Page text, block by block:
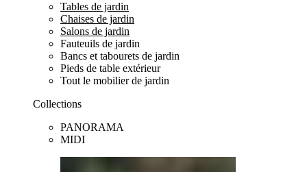
Tables de jardin
Chaises de jardin
Salons de jardin
Fauteuils de jardin
Bancs et tabourets de jardin
Pieds de table extérieur
Tout le mobilier de jardin
Collections
PANORAMA
MIDI